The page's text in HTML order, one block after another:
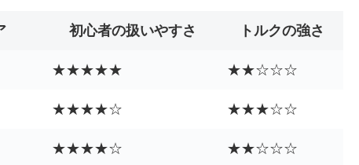
初心者の扱いやすさ トルクの強さ
★★★★★ ★★☆☆☆
★★★★☆ ★★★☆☆
★★★★☆ ★★☆☆☆